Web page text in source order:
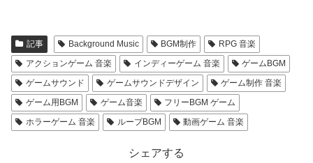
記事 Background Music BGM制作
RPG 音楽
アクションゲーム 音楽
インディーゲーム 音楽
ゲームBGM
ゲームサウンド
ゲームサウンドデザイン
ゲーム制作 音楽
ゲーム用BGM
ゲーム音楽
フリーBGM ゲーム
ホラーゲーム 音楽
ループBGM 動画ゲーム 音楽
シェアする